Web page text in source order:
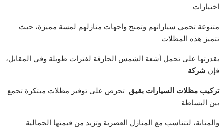
اختيارات
متنوعة تحمي سياراتهم وتمنح واجهات منازلهم لمسة مميزة، حيث
تتميز هذه المظلات
بقدرتها على تحمل أشعة الشمس الحارقة لفترات طويلة وفي المقابل،
فإن شركة
تركيب مظلات السيارات بقيق تحرص على توفير مظلات مبتكرة تجمع
بين البساطة
والمتانة، لتتناسب مع المنازل العصرية وتزيد من قيمتها الجمالية